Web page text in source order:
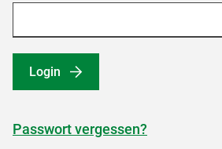
Login
Passwort vergessen?